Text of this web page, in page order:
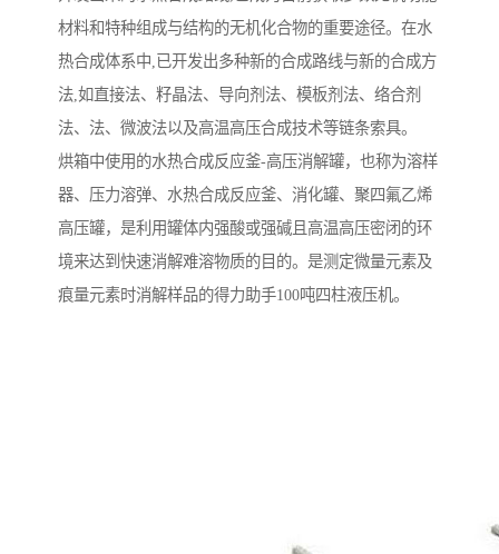
材料和特种组成与结构的无机化合物的重要途径。在水
热合成体系中,已开发出多种新的合成路线与新的合成方
法,如直接法、籽晶法、导向剂法、模板剂法、络合剂
法、法、微波法以及高温高压合成技术等链条索具。
烘箱中使用的水热合成反应釜-高压消解罐，也称为溶样
器、压力溶弹、水热合成反应釜、消化罐、聚四氟乙烯
高压罐，是利用罐体内强酸或强碱且高温高压密闭的环
境来达到快速消解难溶物质的目的。是测定微量元素及
痕量元素时消解样品的得力助手100吨四柱液压机。